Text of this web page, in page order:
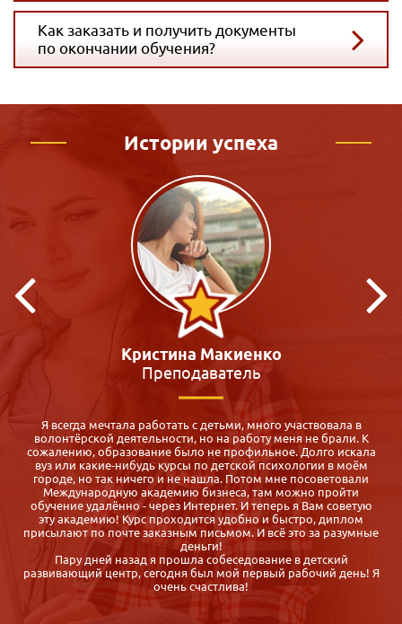
Как заказать и получить документы
по окончании обучения?
Истории успеха
Виктория Зацепина
Педагог-психолог
Для меня оказалось спасением: срочно нужен был диплом
педагога-психолога, а во всех ВУЗах обучение 5 месяцев и все
субботы воскресенья! Где их найти? Маме с двумя малышами,
которой через полгода надо устраиваться на работу после
декрет. отпуска.
Случайно нашла Международную Академию Бизнеса,
сравнила с другими предложениями дистанционных курсов и
выбрала именно iab.ru, так как: цены приемлемые, курс
отличается насыщенностью программы, обратная связь от
организаторов быстрая, корректная, гибкие сроки обучения
Спасибо. Диплом получила быстро, буквально через неделю
после сдачи экзаменов. Довольна.